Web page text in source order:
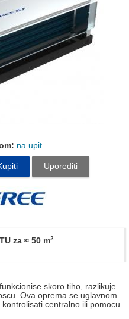
na upit
Uporediti
za ≈ 50 m2.
skoro tiho, razlikuje
Ova oprema se uglavnom
centralno ili pomocu